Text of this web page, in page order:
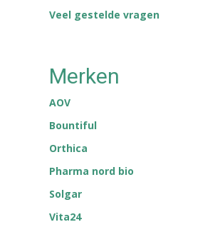
Veel gestelde vragen
Merken
AOV
Bountiful
Orthica
Pharma nord bio
Solgar
Vita24